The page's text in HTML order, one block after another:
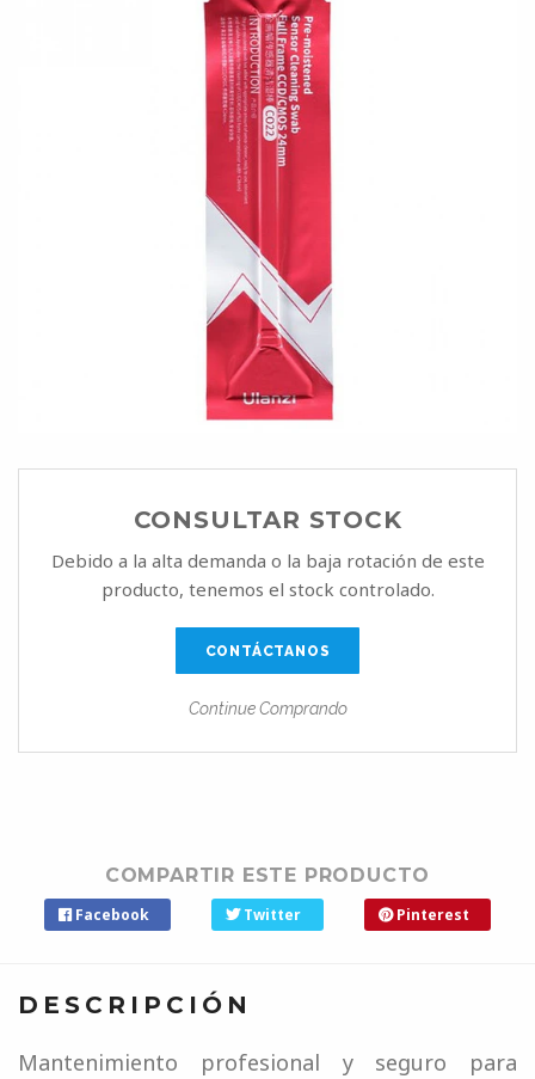
CONSULTAR STOCK
Debido a la alta demanda o la baja rotación de este
producto, tenemos el stock controlado.
CONTÁCTANOS
Continue Comprando
COMPARTIR ESTE PRODUCTO
Facebook Twitter Pinterest
DESCRIPCIÓN
Mantenimiento profesional y seguro para